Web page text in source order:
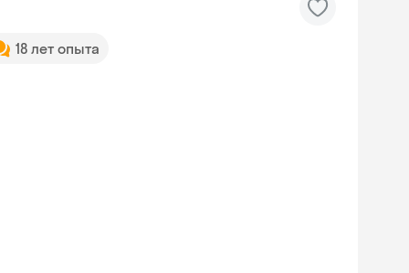
18 лет опыта